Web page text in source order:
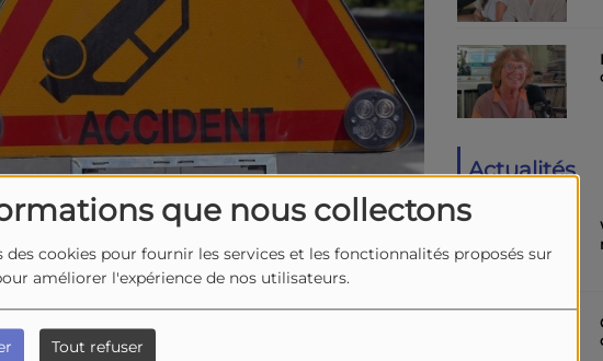
que nous collectons
des cookies pour fournir les services et les fonctionnalités proposés sur
améliorer l'expérience de nos utilisateurs.
Tout refuser
Actualités